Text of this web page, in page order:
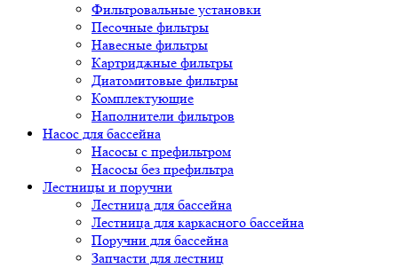
Фильтровальные установки
Песочные фильтры
Навесные фильтры
Картриджные фильтры
Диатомитовые фильтры
Комплектующие
Наполнители фильтров
Насос для бассейна
Насосы с префильтром
Насосы без префильтра
Лестницы и поручни
Лестница для бассейна
Лестница для каркасного бассейна
Поручни для бассейна
Запчасти для лестниц